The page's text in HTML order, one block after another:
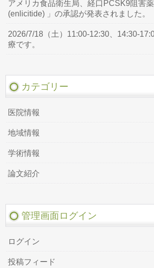
アメリカ食品衛生局、経口PCSK9阻害
(enlicitide) 」の承認が発表されました。
2026/7/18（土）11:00-12:30、14:30-
療です。
カテゴリー
医院情報
地域情報
学術情報
論文紹介
管理画面ログイン
ログイン
投稿フィード